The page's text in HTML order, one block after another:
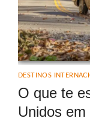
DESTINOS
O que te
Unidos em